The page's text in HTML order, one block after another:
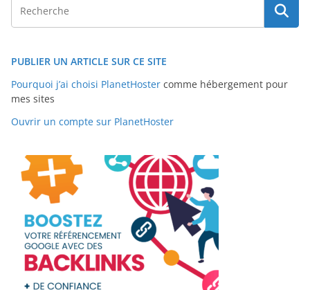
PUBLIER UN ARTICLE SUR CE SITE
Pourquoi j’ai choisi PlanetHoster comme hébergement pour
mes sites
Ouvrir un compte sur PlanetHoster